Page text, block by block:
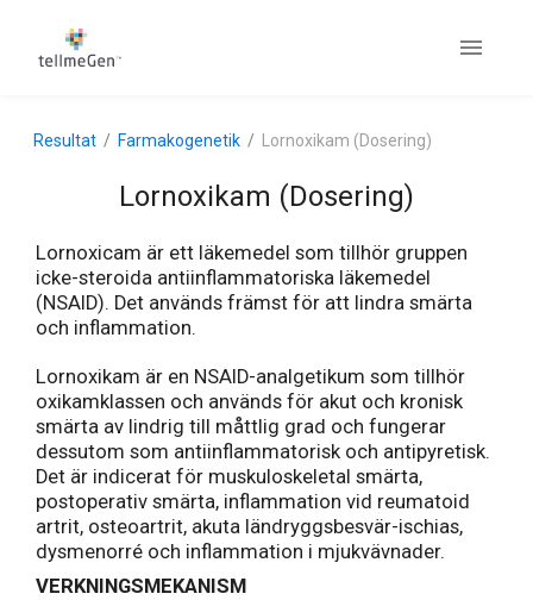
Resultat Farmakogenetik Lornoxikam (Dosering)
Lornoxikam (Dosering)
Lornoxicam är ett läkemedel som tillhör gruppen
icke-steroida antiinflammatoriska läkemedel
(NSAID). Det används främst för att lindra smärta
och inflammation.
Lornoxikam är en NSAID-analgetikum som tillhör
oxikamklassen och används för akut och kronisk
smärta av lindrig till måttlig grad och fungerar
dessutom som antiinflammatorisk och antipyretisk.
Det är indicerat för muskuloskeletal smärta,
postoperativ smärta, inflammation vid reumatoid
artrit, osteoartrit, akuta ländryggsbesvär-ischias,
dysmenorré och inflammation i mjukvävnader.
VERKNINGSMEKANISM